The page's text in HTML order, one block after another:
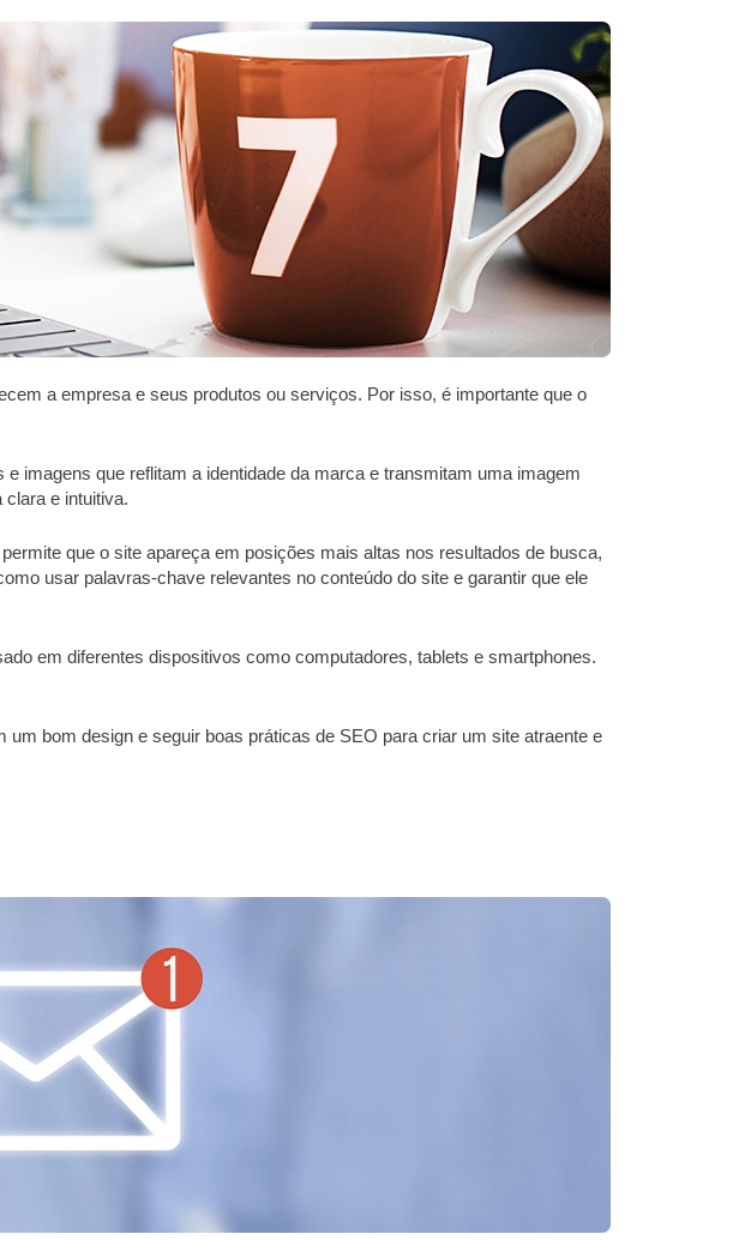
a empresa e seus produtos ou serviços. Por isso, é importante que o
imagens que reflitam a identidade da marca e transmitam uma imagem
clara e intuitiva.
que o site apareça em posições mais altas nos resultados de busca,
usar palavras-chave relevantes no conteúdo do site e garantir que ele
em diferentes dispositivos como computadores, tablets e smartphones.
bom design e seguir boas práticas de SEO para criar um site atraente e